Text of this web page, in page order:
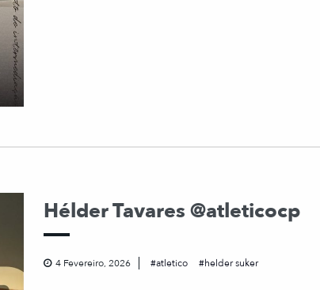
Hélder Tavares @atleticocp
4 Fevereiro, 2026 atletico helder suker